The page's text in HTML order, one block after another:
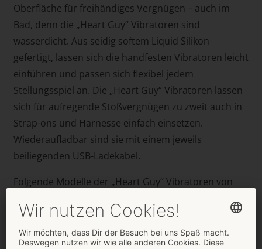
Oberfläche für freihändiges Vergnügen – auch im
Bad, denn die „Heart Guy“ Vibratoren sind
wasserdicht. Aus seidig softem Liquid Silikon
gefertigt, lassen sich die handfesten Vibratoren leicht
einführen und passen sich flexibel jedem
Stellungsspiel an. Die „Heart Guy“ Vibratoren lassen
sich für aufregende Stoßvergnügen zu zweit auch in
Strap-ons und Harnesse einfach einsetzen.
Wiederaufladbar sind sie mit einem jeweils
beiliegenden USB-Ladekabel.
Folgende Modelle der „Heart Guy“ Vibratoren von
Gesamtlänge 17 cm, Einführlänge 16 cm, Ø max. 3,8